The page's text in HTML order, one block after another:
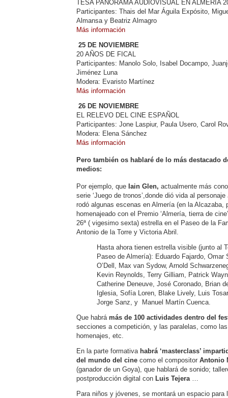
TESA PANORAMA AUDIOVISUAL EN ALMERÍA
Participantes: Thais del Mar Águila Expósito,
Almansa y Beatriz Almagro
Más información
25 DE NOVIEMBRE
20 AÑOS DE FICAL
Participantes: Manolo Solo, Isabel Docampo,
Jiménez Luna
Modera: Evaristo Martínez
Más información
26 DE NOVIEMBRE
EL RELEVO DEL CINE ESPAÑOL
Participantes: Jone Laspiur, Paula Usero, Carol
Modera: Elena Sánchez
Más información
Pero también os hablaré de lo más destacado
medios:
Por ejemplo, que Iain Glen, actualmente más
serie ‘Juego de tronos’,donde dió vida al
rodó algunas escenas en Almería (en la Alcazaba,
homenajeado con el Premio ‘Almería, tierra de
26ª ( vigesimo sexta) estrella en el Paseo de la
Antonio de la Torre y Victoria Abril.
Hasta ahora tienen estrella visible (junto al
Paseo de Almería): Eduardo Fajardo,
O’Dell, Max van Sydow, Arnold
Kevin Reynolds, Terry Gilliam, Patrick
Catherine Deneuve, José Coronado, Brian
Iglesia, Sofía Loren, Blake Lively, Luis
Jorge Sanz, y Manuel Martín Cuenca.
Que habrá más de 100 actividades dentro del
secciones a competición, y las paralelas, como
homenajes, etc.
En la parte formativa habrá ‘masterclass’
del mundo del cine como el compositor Antonio
(ganador de un Goya), que hablará de sonido;
postproducción digital con Luis Tejera
Para niños y jóvenes, se montará un espacio para